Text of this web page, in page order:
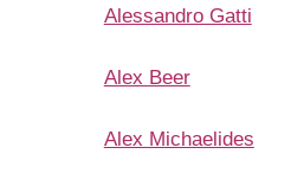
Alessandro Gatti
Alex Beer
Alex Michaelides